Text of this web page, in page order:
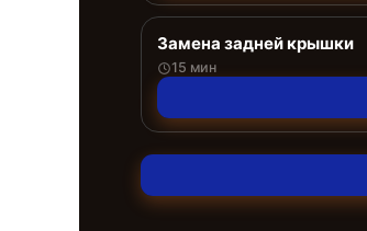
Замена задней крышки
15 мин